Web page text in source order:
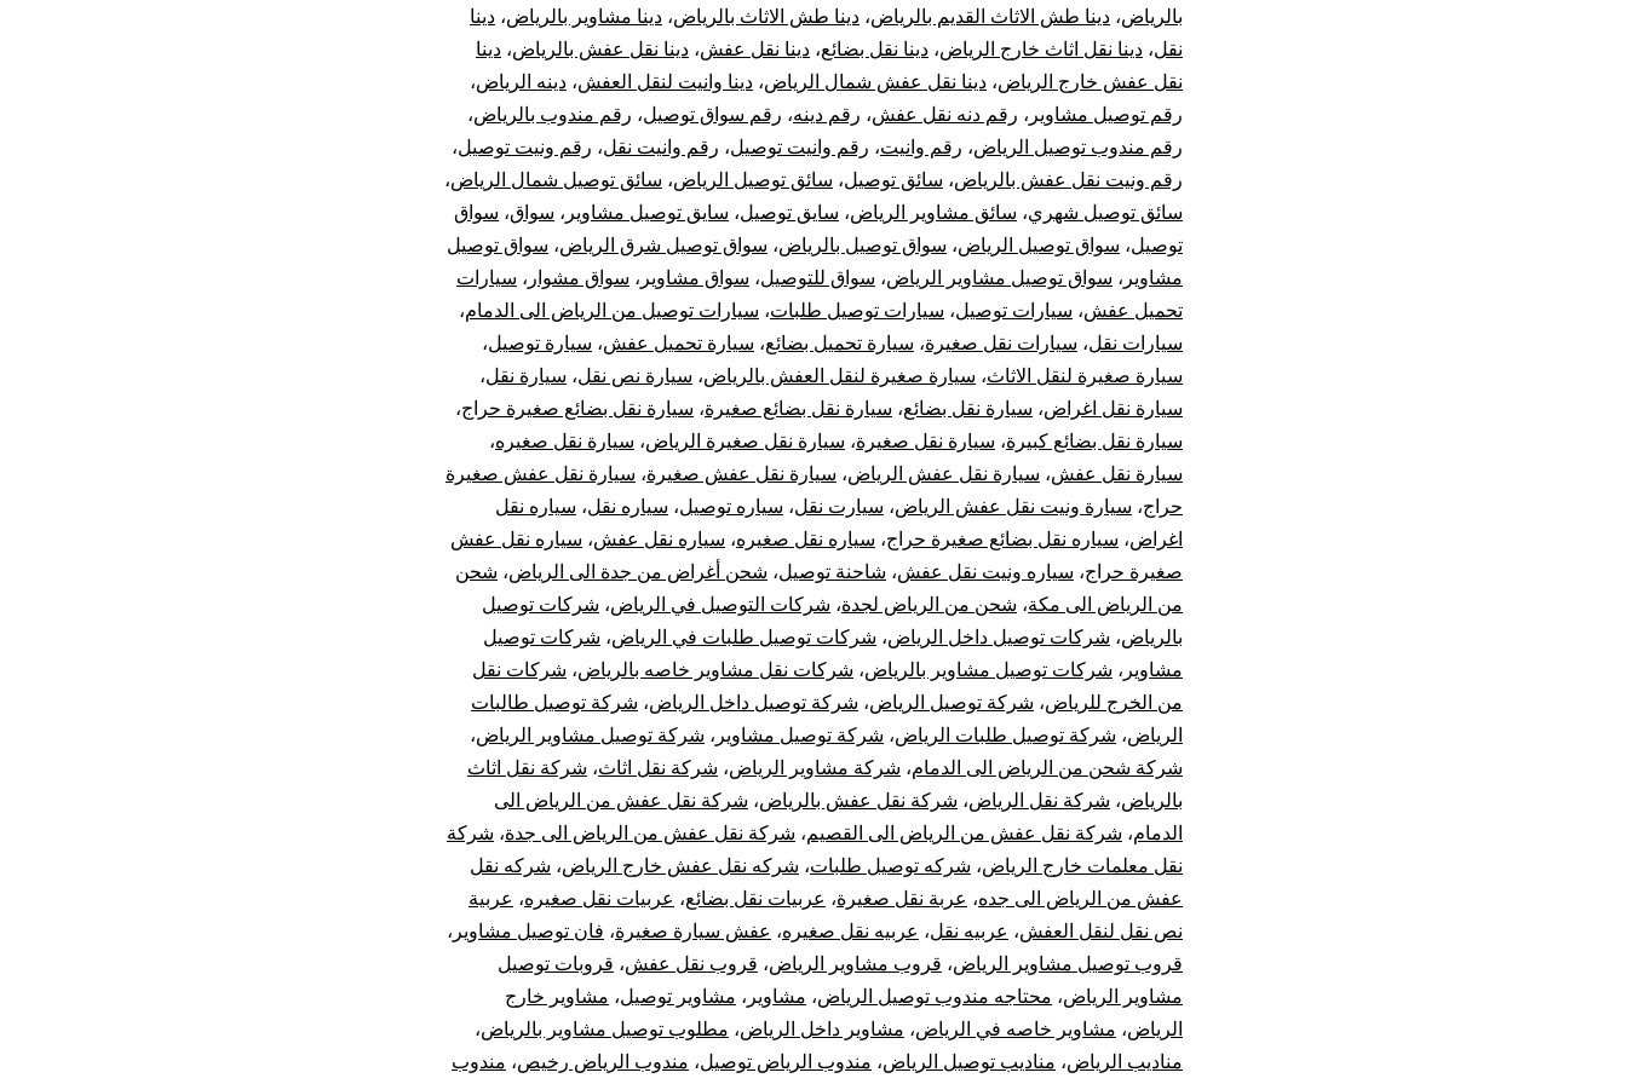
بالرياض، دينا طش الاثاث القديم بالرياض، دينا طش الاثاث بالرياض، دينا مشاوير بالرياض، دينا
نقل، دينا نقل اثاث خارج الرياض، دينا نقل بضائع، دينا نقل عفش، دينا نقل عفش بالرياض، دينا
نقل عفش خارج الرياض، دينا نقل عفش شمال الرياض، دينا وانيت لنقل العفش، دينه الرياض،
رقم توصيل مشاوير ، رقم دنه نقل عفش، رقم دينه، رقم سواق توصيل، رقم مندوب بالرياض،
رقم مندوب توصيل الرياض، رقم وانيت، رقم وانيت توصيل، رقم وانيت نقل، رقم ونيت توصيل،
رقم ونيت نقل عفش بالرياض، سائق توصيل، سائق توصيل الرياض، سائق توصيل شمال الرياض،
سائق توصيل شهري، سائق مشاوير الرياض، سايق توصيل، سايق توصيل مشاوير ، سواق، سواق
توصيل، سواق توصيل الرياض، سواق توصيل بالرياض، سواق توصيل شرق الرياض، سواق توصيل
مشاوير ، سواق توصيل مشاوير الرياض، سواق للتوصيل، سواق مشاوير ، سواق مشوار ، سيارات
تحميل عفش، سيارات توصيل، سيارات توصيل طلبات، سيارات توصيل من الرياض الى الدمام،
سيارات نقل، سيارات نقل صغيرة، سيارة تحميل بضائع، سيارة تحميل عفش، سيارة توصيل،
سيارة صغيرة لنقل الاثاث، سيارة صغيرة لنقل العفش بالرياض، سيارة نص نقل، سيارة نقل،
سيارة نقل اغراض، سيارة نقل بضائع، سيارة نقل بضائع صغيرة، سيارة نقل بضائع صغيرة حراج،
سيارة نقل بضائع كبيرة، سيارة نقل صغيرة، سيارة نقل صغيرة الرياض، سيارة نقل صغيره،
سيارة نقل عفش، سيارة نقل عفش الرياض، سيارة نقل عفش صغيرة، سيارة نقل عفش صغيرة
حراج، سيارة ونيت نقل عفش الرياض، سيارت نقل، سياره توصيل، سياره نقل، سياره نقل
اغراض، سياره نقل بضائع صغيرة حراج، سياره نقل صغيره، سياره نقل عفش، سياره نقل عفش
صغيرة حراج، سياره ونيت نقل عفش، شاحنة توصيل، شحن أغراض من جدة الى الرياض، شحن
من الرياض الى مكة، شحن من الرياض لجدة، شركات التوصيل في الرياض، شركات توصيل
بالرياض، شركات توصيل داخل الرياض، شركات توصيل طلبات في الرياض، شركات توصيل
مشاوير ، شركات توصيل مشاوير بالرياض، شركات نقل مشاوير خاصه بالرياض، شركات نقل
من الخرج للرياض، شركة توصيل الرياض، شركة توصيل داخل الرياض، شركة توصيل طالبات
الرياض، شركة توصيل طلبات الرياض، شركة توصيل مشاوير ، شركة توصيل مشاوير الرياض،
شركة شحن من الرياض الى الدمام، شركة مشاوير الرياض، شركة نقل اثاث، شركة نقل اثاث
بالرياض، شركة نقل الرياض، شركة نقل عفش بالرياض، شركة نقل عفش من الرياض الى
الدمام، شركة نقل عفش من الرياض الى القصيم، شركة نقل عفش من الرياض الى جدة، شركة
نقل معلمات خارج الرياض، شركه توصيل طلبات، شركه نقل عفش خارج الرياض، شركه نقل
عفش من الرياض الى جده، عربة نقل صغيرة، عربيات نقل بضائع، عربيات نقل صغيره، عربية
نص نقل لنقل العفش، عربيه نقل، عربيه نقل صغيره، عفش سيارة صغيرة، فان توصيل مشاوير ،
قروب توصيل مشاوير الرياض، قروب مشاوير الرياض، قروب نقل عفش، قروبات توصيل
مشاوير الرياض، محتاجه مندوب توصيل الرياض، مشاوير ، مشاوير توصيل، مشاوير خارج
الرياض، مشاوير خاصه في الرياض، مشاوير داخل الرياض، مطلوب توصيل مشاوير بالرياض،
مناديب الرياض، مناديب توصيل الرياض، مندوب الرياض توصيل، مندوب الرياض رخيص، مندوب